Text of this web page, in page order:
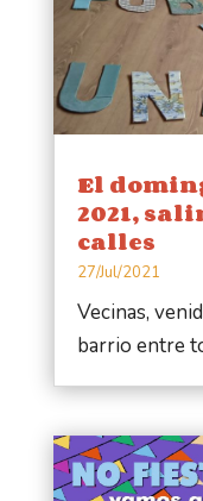
El
2021,
calles
27/Jul/2021
Vecinas,
barrio entre